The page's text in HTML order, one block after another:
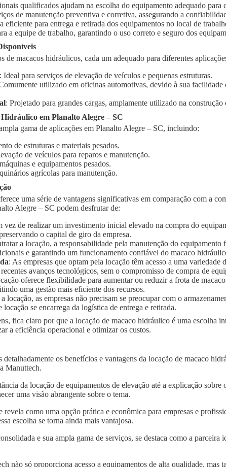
qualificados ajudam na escolha do equipamento adequado para
de manutenção preventiva e corretiva, assegurando a
eficiente para entrega e retirada dos equipamentos no local de
a equipe de trabalho, garantindo o uso correto e seguro dos
de macacos hidráulicos, cada um adequado para diferentes
: Ideal para serviços de elevação de veículos e pequenas estruturas.
utilizado em oficinas automotivas, devido à sua facilidade
: Projetado para grandes cargas, amplamente utilizado na
em Planalto Alegre – SC
gama de aplicações em Planalto Alegre – SC, incluindo:
de estruturas e materiais pesados.
de veículos para reparos e manutenção.
e equipamentos pesados.
agrícolas para manutenção.
uma série de vantagens significativas em comparação com a
Alegre – SC podem desfrutar de:
vez de realizar um investimento inicial elevado na compra do
o capital de giro da empresa.
a locação, a responsabilidade pela manutenção do equipamento
e garantindo um funcionamento confiável do macaco
: As empresas que optam pela locação têm acesso a uma variedade
avanços tecnológicos, sem o compromisso de compra de
oferece flexibilidade para aumentar ou reduzir a frota de
uma gestão mais eficiente dos recursos.
locação, as empresas não precisam se preocupar com o
locação se encarrega da logística de entrega e retirada.
fica claro por que a locação de macaco hidráulico é uma escolha
a eficiência operacional e otimizar os custos.
os benefícios e vantagens da locação de macaco
Manuttech.
da locação de equipamentos de elevação até a explicação
uma visão abrangente sobre o tema.
como uma opção prática e econômica para empresas e
escolha se torna ainda mais vantajosa.
e sua ampla gama de serviços, se destaca como a parceira
não só proporciona acesso a equipamentos de alta qualidade, mas